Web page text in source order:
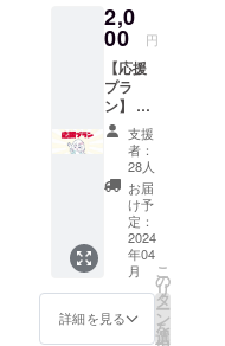
しみま
しょう
♡ ※飲
食代込
みなの
で当日
料金は
発生し
ませ
ん。 ※
開催場
所は
メール
にてご
報告致
しま
す。
2,0
00 円
【応援
プラ
ン】 〇
プロ
ジェク
トに賛
同して
くださ
る方、
リター
ンはい
らない
という
方へ！
・感謝
支援
者：
28人
お届
け予
定：
2024
年04
月
詳細を見る
こ
の
リ
タ
ー
ン
を
選